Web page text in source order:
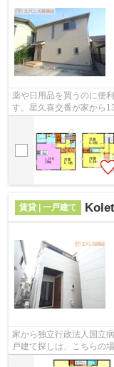
薬や日用品を買うのに便
す。星久喜交番が家から
賃貸 | 一戸建て
家から独立行政法人国立
戸建て探しは、こちらの
がお支払いいただけるの